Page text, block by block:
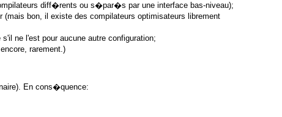
diff�rents ou s�par�s par une interface bas-niveau);
bon, il existe des compilateurs optimisateurs librement
ne l'est pour aucune autre configuration;
rarement.)
En cons�quence: